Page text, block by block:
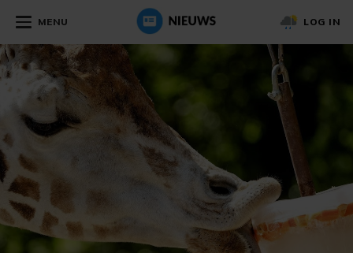
MENU LOG IN